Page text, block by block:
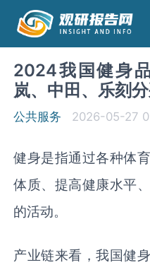
2024我国健身
岚、中田、乐刻
公共服务 2026-05-27
健身是指通过各种体
体质、提高健康水平
的活动。
产业链来看，我国健